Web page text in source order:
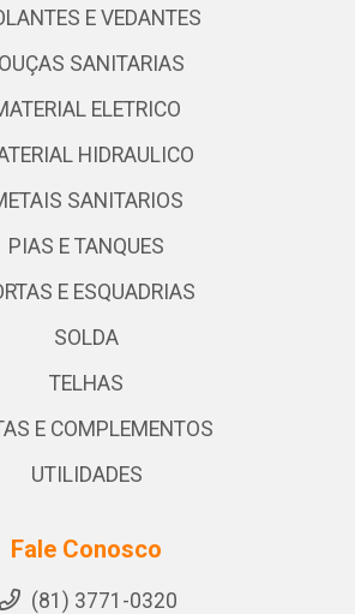
E VEDANTES
SANITARIAS
ELETRICO
HIDRAULICO
SANITARIOS
PIAS E TANQUES
E ESQUADRIAS
SOLDA
TELHAS
E COMPLEMENTOS
UTILIDADES
Fale Conosco
(81) 3771-0320